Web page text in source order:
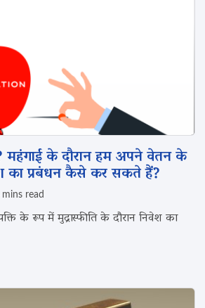
के दौरान हम अपने वेतन के
का प्रबंधन कैसे कर सकते हैं?
mins read
के रूप में मुद्रास्फीति के दौरान निवेश का